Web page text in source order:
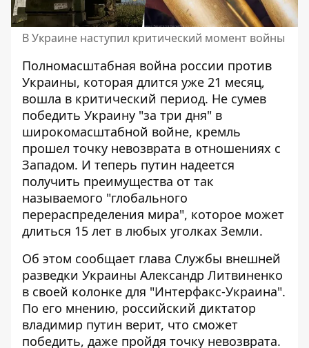
В Украине наступил критический момент войны
Полномасштабная война россии против
Украины, которая длится уже 21 месяц,
вошла в критический период. Не сумев
победить Украину "за три дня" в
широкомасштабной войне, кремль
прошел точку невозврата в отношениях с
Западом. И теперь путин надеется
получить преимущества от так
называемого "глобального
перераспределения мира", которое может
длиться 15 лет в любых уголках Земли.
Об этом сообщает глава Службы внешней
разведки Украины Александр Литвиненко
в своей колонке для "Интерфакс-Украина".
По его мнению, российский диктатор
владимир путин верит, что сможет
победить, даже пройдя точку невозврата.